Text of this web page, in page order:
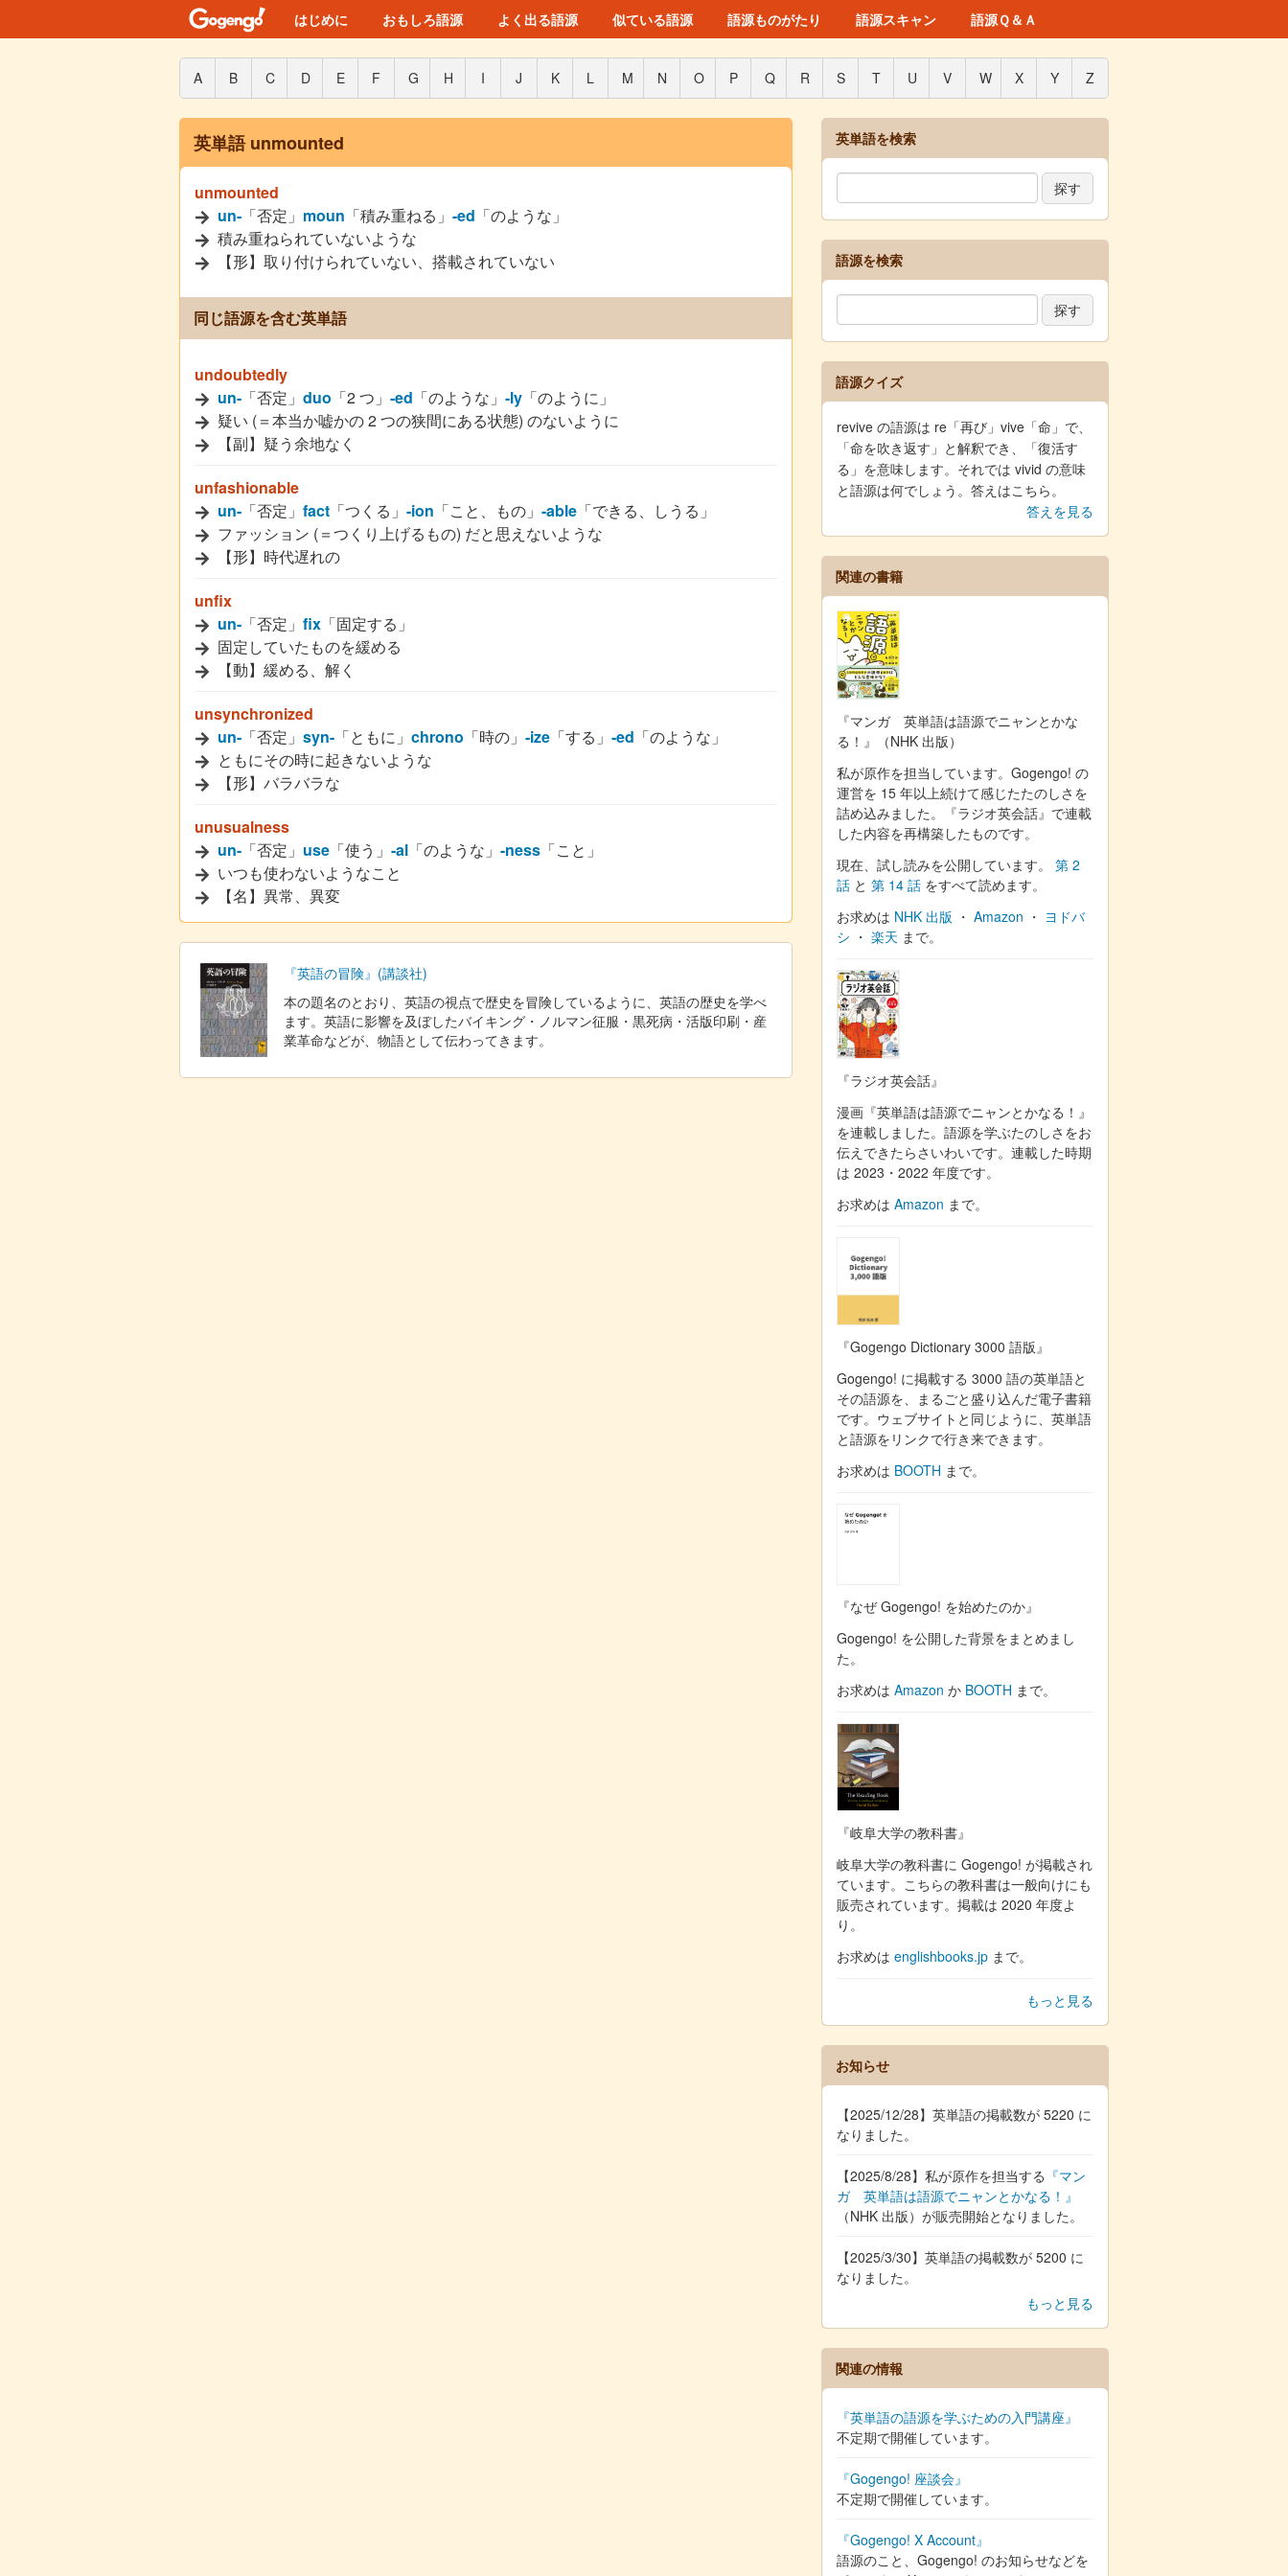
はじめに おもしろ語源 よく出る語源 似ている語源 語源ものがたり 語源スキャン 語源Ｑ＆Ａ
A B C D E F G H I J K L M N O P Q R S T U V W X Y Z
英単語 unmounted
unmounted
un- 「否定」 moun 「積み重ねる」 -ed 「のような」
積み重ねられていないような
【形】取り付けられていない、搭載されていない
同じ語源を含む英単語
undoubtedly
un- 「否定」 duo 「2 つ」 -ed 「のような」 -ly 「のように」
疑い (＝本当か嘘かの 2 つの狭間にある状態) のないように
【副】疑う余地なく
unfashionable
un- 「否定」 fact 「つくる」 -ion 「こと、もの」 -able 「できる、しうる」
ファッション (＝つくり上げるもの) だと思えないような
【形】時代遅れの
unfix
un- 「否定」 fix 「固定する」
固定していたものを緩める
【動】緩める、解く
unsynchronized
un- 「否定」 syn- 「ともに」 chrono 「時の」 -ize 「する」 -ed 「のような」
ともにその時に起きないような
【形】バラバラな
unusualness
un- 「否定」 use 「使う」 -al 「のような」 -ness 「こと」
いつも使わないようなこと
【名】異常、異変
『英語の冒険』(講談社)
本の題名のとおり、英語の視点で歴史を冒険しているように、英語の歴史を学べ
ます。英語に影響を及ぼしたバイキング・ノルマン征服・黒死病・活版印刷・産
業革命などが、物語として伝わってきます。
英単語を検索
語源を検索
語源クイズ
revive の語源は re「再び」vive「命」で、
「命を吹き返す」と解釈でき、「復活す
る」を意味します。それでは vivid の意味
と語源は何でしょう。答えはこちら。
答えを見る
関連の書籍
『マンガ 英単語は語源でニャンとかな
る！』（NHK 出版）
私が原作を担当しています。Gogengo! の
運営を 15 年以上続けて感じたたのしさを
詰め込みました。『ラジオ英会話』で連載
した内容を再構築したものです。
現在、試し読みを公開しています。 第 2
話 と 第 14 話 をすべて読めます。
お求めは NHK 出版 ・ Amazon ・ ヨドバ
シ ・ 楽天 まで。
『ラジオ英会話』
漫画『英単語は語源でニャンとかなる！』
を連載しました。語源を学ぶたのしさをお
伝えできたらさいわいです。連載した時期
は 2023・2022 年度です。
お求めは Amazon まで。
『Gogengo Dictionary 3000 語版』
Gogengo! に掲載する 3000 語の英単語と
その語源を、まるごと盛り込んだ電子書籍
です。ウェブサイトと同じように、英単語
と語源をリンクで行き来できます。
お求めは BOOTH まで。
『なぜ Gogengo! を始めたのか』
Gogengo! を公開した背景をまとめまし
た。
お求めは Amazon か BOOTH まで。
『岐阜大学の教科書』
岐阜大学の教科書に Gogengo! が掲載され
ています。こちらの教科書は一般向けにも
販売されています。掲載は 2020 年度よ
り。
お求めは englishbooks.jp まで。
もっと見る
お知らせ
【2025/12/28】英単語の掲載数が 5220 に
なりました。
【2025/8/28】私が原作を担当する 『マン
ガ 英単語は語源でニャンとかなる！』
（NHK 出版）が販売開始となりました。
【2025/3/30】英単語の掲載数が 5200 に
なりました。
もっと見る
関連の情報
『英単語の語源を学ぶための入門講座』
不定期で開催しています。
『Gogengo! 座談会』
不定期で開催しています。
『Gogengo! X Account』
語源のこと、Gogengo! のお知らせなどを